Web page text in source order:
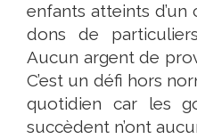
enfants atteints
dons de
Aucun argent de
C’est un défi hors
quotidien car les
succèdent n’ont